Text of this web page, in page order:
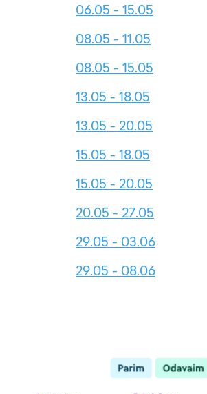
06.05 - 15.05
08.05 - 11.05
08.05 - 15.05
13.05 - 18.05
13.05 - 20.05
15.05 - 18.05
15.05 - 20.05
20.05 - 27.05
29.05 - 03.06
29.05 - 08.06